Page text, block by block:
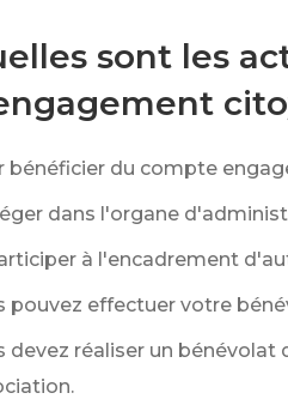
sont les
bénéficier du compte
dans l'organe
à l'encadrement
pouvez effectuer votre
devez réaliser un bénévolat